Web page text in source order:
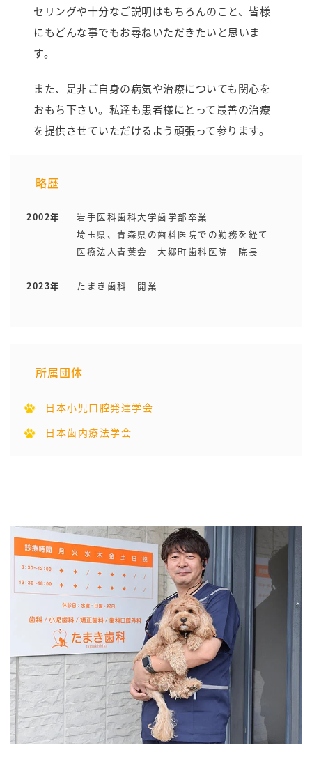
セリングや十分なご説明はもちろんのこと、皆様
にもどんな事でもお尋ねいただきたいと思いま
す。
また、是非ご自身の病気や治療についても関心を
おもち下さい。私達も患者様にとって最善の治療
を提供させていただけるよう頑張って参ります。
略歴
2002年
岩手医科歯科大学歯学部卒業
埼玉県、青森県の歯科医院での勤務を経て
医療法人青葉会 大郷町歯科医院 院長
2023年 たまき歯科 開業
所属団体
日本小児口腔発達学会
日本歯内療法学会